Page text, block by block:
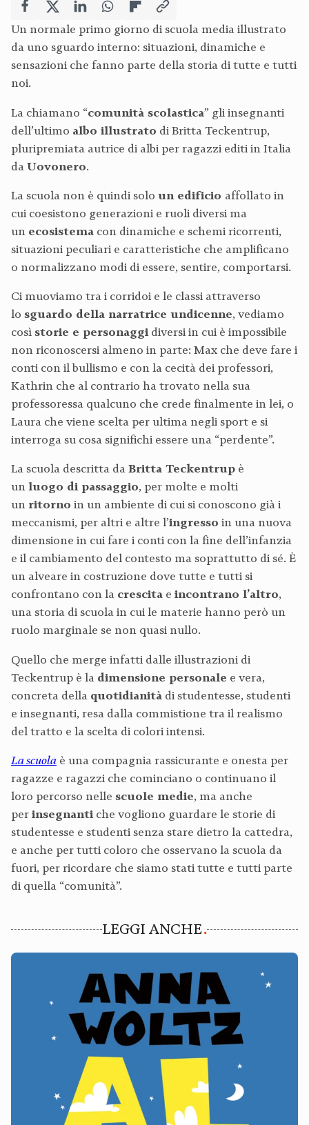
Un normale primo giorno di scuola media illustrato
da uno sguardo interno: situazioni, dinamiche e
sensazioni che fanno parte della storia di tutte e tutti
noi.
La chiamano “comunità scolastica” gli insegnanti
dell’ultimo albo illustrato di Britta Teckentrup,
pluripremiata autrice di albi per ragazzi editi in Italia
da Uovonero.
La scuola non è quindi solo un edificio affollato in
cui coesistono generazioni e ruoli diversi ma
un ecosistema con dinamiche e schemi ricorrenti,
situazioni peculiari e caratteristiche che amplificano
o normalizzano modi di essere, sentire, comportarsi.
Ci muoviamo tra i corridoi e le classi attraverso
lo sguardo della narratrice undicenne, vediamo
così storie e personaggidiversi in cui è impossibile
non riconoscersi almeno in parte: Max che deve fare i
conti con il bullismo e con la cecità dei professori,
Kathrin che al contrario ha trovato nella sua
professoressa qualcuno che crede finalmente in lei, o
Laura che viene scelta per ultima negli sport e si
interroga su cosa significhi essere una “perdente”.
La scuola descritta da Britta Teckentrup è
un luogo di passaggio, per molte e molti
un ritorno in un ambiente di cui si conoscono già i
meccanismi, per altri e altre l’ingresso in una nuova
dimensione in cui fare i conti con la fine dell’infanzia
e il cambiamento del contesto ma soprattutto di sé. È
un alveare in costruzione dove tutte e tutti si
confrontano con la crescita e incontrano l’altro,
una storia di scuola in cui le materie hanno però un
ruolo marginale se non quasi nullo.
Quello che merge infatti dalle illustrazioni di
Teckentrup è la dimensione personale e vera,
concreta della quotidianità di studentesse, studenti
e insegnanti, resa dalla commistione tra il realismo
del tratto e la scelta di colori intensi.
La scuola è una compagnia rassicurante e onesta per
ragazze e ragazzi che cominciano o continuano il
loro percorso nelle scuole medie, ma anche
per insegnanti che vogliono guardare le storie di
studentesse e studenti senza stare dietro la cattedra,
e anche per tutti coloro che osservano la scuola da
fuori, per ricordare che siamo stati tutte e tutti parte
di quella “comunità”.
LEGGI ANCHE